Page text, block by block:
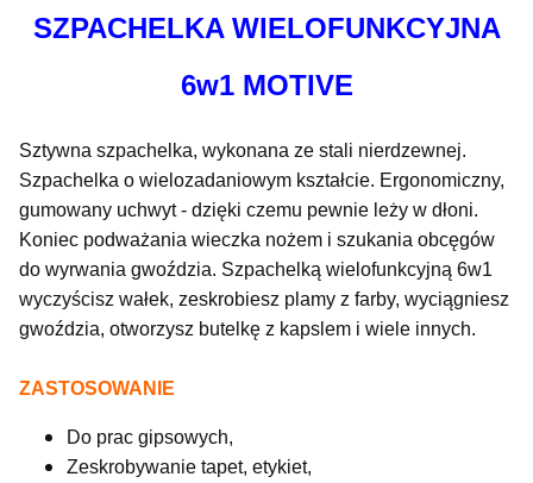
SZPACHELKA WIELOFUNKCYJNA
6w1 MOTIVE
Sztywna szpachelka, wykonana ze stali nierdzewnej.
Szpachelka o wielozadaniowym kształcie. Ergonomiczny,
gumowany uchwyt - dzięki czemu pewnie leży w dłoni.
Koniec podważania wieczka nożem i szukania obcęgów
do wyrwania gwoździa. Szpachelką wielofunkcyjną 6w1
wyczyścisz wałek, zeskrobiesz plamy z farby, wyciągniesz
gwoździa, otworzysz butelkę z kapslem i wiele innych.
ZASTOSOWANIE
Do prac gipsowych,
Zeskrobywanie tapet, etykiet,